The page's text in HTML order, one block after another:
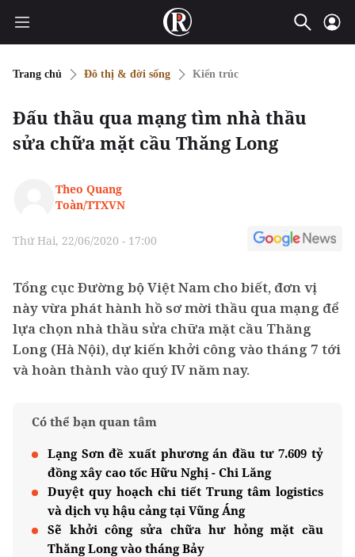
Trang chủ Đô thị & đời sống Kiến trúc
Đấu thầu qua mạng tìm nhà thầu
sửa chữa mặt cầu Thăng Long
Theo Quang
Toàn/TTXVN
Thứ Hai, 22/06/2020 - 17:00
Tổng cục Đường bộ Việt Nam cho biết, đơn vị
này vừa phát hành hồ sơ mời thầu qua mạng để
lựa chọn nhà thầu sửa chữa mặt cầu Thăng
Long (Hà Nội), dự kiến khởi công vào tháng 7 tới
và hoàn thành vào quý IV năm nay.
Có thể bạn quan tâm
Lạng Sơn đề xuất phương án đầu tư 7.609 tỷ
đồng xây cao tốc Hữu Nghị - Chi Lăng
Duyệt quy hoạch chi tiết Trung tâm logistics
và dịch vụ hậu cảng tại Vũng Áng
Sẽ khởi công sửa chữa hư hỏng mặt cầu
Thăng Long vào tháng Bảy